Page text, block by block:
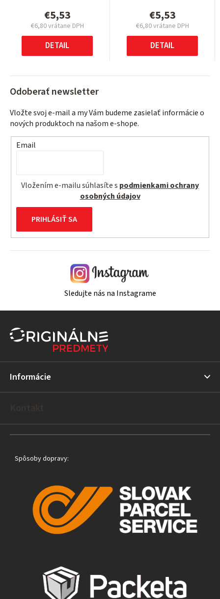
€5,53
€6,80vrátane DPH
Jednotková
cena:
DETAIL
€5,53
€6,80vrátane DPH
Jednotková
cena:
DETAIL
Odoberať newsletter
Vložte svoj e-mail a my Vám budeme zasielať informácie o
nových produktoch na našom e-shope.
Email
Vložením e-mailu súhlasíte s podmienkami ochrany
osobných údajov
PRIHLÁSIŤ SA
Sledujte nás na Instagrame
ä
i
Informácie
Spôsoby dopravy: